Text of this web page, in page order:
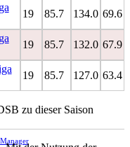
19 85.7 134.0 69.6
19 85.7 132.0 67.9
19 85.7 127.0 63.4
zu dieser Saison